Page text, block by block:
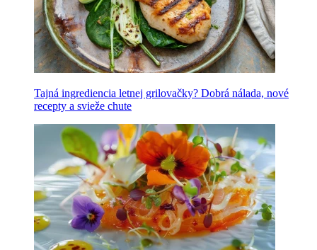
Tajná ingrediencia letnej grilovačky? Dobrá nálada, nové
recepty a svieže chute